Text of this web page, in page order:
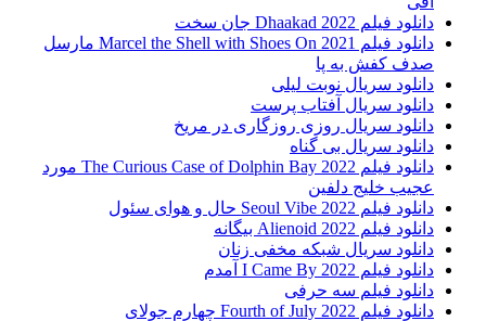
دانلود فیلم Dhaakad 2022 جان سخت
دانلود فیلم Marcel the Shell with Shoes On 2021 مارسل
صدف کفش به پا
دانلود سریال نوبت لیلی
دانلود سریال آفتاب پرست
دانلود سریال روزی روزگاری در مریخ
دانلود سریال بی گناه
دانلود فیلم The Curious Case of Dolphin Bay 2022 مورد
عجیب خلیج دلفین
دانلود فیلم Seoul Vibe 2022 حال و هوای سئول
دانلود فیلم Alienoid 2022 بیگانه
دانلود سریال شبکه مخفی زنان
دانلود فیلم I Came By 2022 آمدم
دانلود فیلم سه حرفی
دانلود فیلم Fourth of July 2022 چهارم جولای